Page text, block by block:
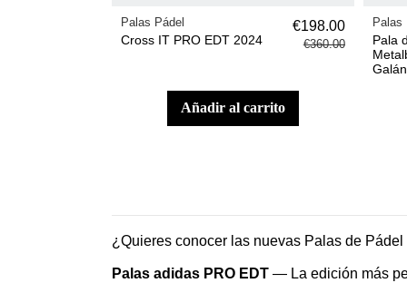
Palas Pádel
Cross IT PRO EDT 2024
€198.00
€360.00
añadir al carrito
Palas
Pala
Galán
¿Quieres conocer las nuevas Palas de
Palas adidas PRO EDT— La edición más